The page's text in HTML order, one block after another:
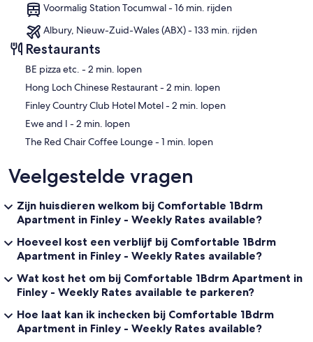
Voormalig Station Tocumwal - 16 min. rijden
Albury, Nieuw-Zuid-Wales (ABX) - 133 min. rijden
Restaurants
‪BE pizza etc. - ‬2 min. lopen
‪Hong Loch Chinese Restaurant - ‬2 min. lopen
‪Finley Country Club Hotel Motel - ‬2 min. lopen
‪Ewe and I - ‬2 min. lopen
‪The Red Chair Coffee Lounge - ‬1 min. lopen
Veelgestelde vragen
Zijn huisdieren welkom bij Comfortable 1Bdrm
Apartment in Finley - Weekly Rates available?
Hoeveel kost een verblijf bij Comfortable 1Bdrm
Apartment in Finley - Weekly Rates available?
Wat kost het om bij Comfortable 1Bdrm Apartment in
Finley - Weekly Rates available te parkeren?
Hoe laat kan ik inchecken bij Comfortable 1Bdrm
Apartment in Finley - Weekly Rates available?